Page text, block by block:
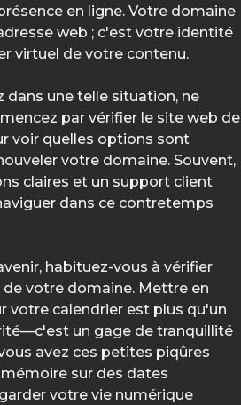
en ligne. Votre domaine
web ; c'est votre identité
virtuel de votre contenu.
dans une telle situation, ne
par vérifier le site web de
voir quelles options sont
votre domaine. Souvent,
claires et un support client
dans ce contretemps
habituez-vous à vérifier
votre domaine. Mettre en
votre calendrier est plus qu'un
un gage de tranquillité
avez ces petites piqûres
sur des dates
votre vie numérique